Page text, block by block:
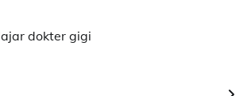
dokter gigi